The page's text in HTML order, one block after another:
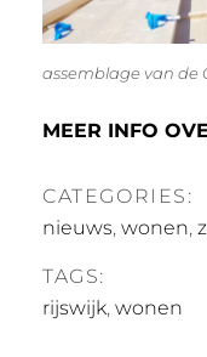
assemblage van de
MEER INFO
CATEGORIES:
nieuws, wonen,
TAGS:
rijswijk, wonen